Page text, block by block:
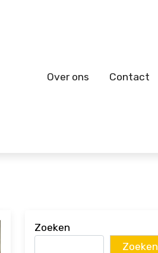
Over ons Contact
Zoeken
Zoeken